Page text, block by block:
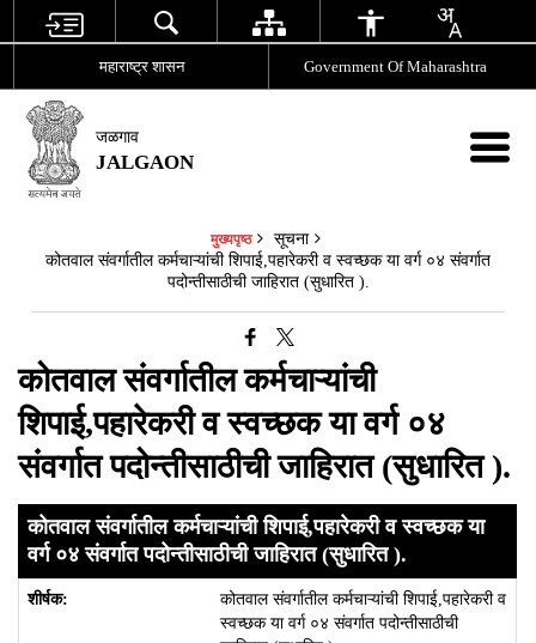
महाराष्ट्र शासन Government Of Maharashtra
जळगाव
JALGAON
मुख्यपृष्ठ
सूचना
कोतवाल संवर्गातील कर्मचाऱ्यांची शिपाई,पहारेकरी व स्वच्छक या वर्ग ०४ संवर्गात
पदोन्तीसाठीची जाहिरात (सुधारित ).
कोतवाल संवर्गातील कर्मचाऱ्यांची
शिपाई,पहारेकरी व स्वच्छक या वर्ग ०४
संवर्गात पदोन्तीसाठीची जाहिरात (सुधारित ).
कोतवाल संवर्गातील कर्मचाऱ्यांची शिपाई,पहारेकरी व स्वच्छक या
वर्ग ०४ संवर्गात पदोन्तीसाठीची जाहिरात (सुधारित ).
कोतवाल संवर्गातील कर्मचाऱ्यांची शिपाई,पहारेकरी व
स्वच्छक या वर्ग ०४ संवर्गात पदोन्तीसाठीची